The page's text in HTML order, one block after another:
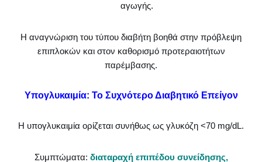
αγωγής.
Η αναγνώριση του τύπου διαβήτη βοηθά στην πρόβλεψη
επιπλοκών και στον καθορισμό προτεραιοτήτων
παρέμβασης.
Υπογλυκαιμία: Το Συχνότερο Διαβητικό Επείγον
Η υπογλυκαιμία ορίζεται συνήθως ως γλυκόζη <70 mg/dL.
Συμπτώματα: διαταραχή επιπέδου συνείδησης,